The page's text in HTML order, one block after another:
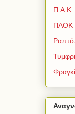
Π.Α.Κ.
ΠΑΟΚ